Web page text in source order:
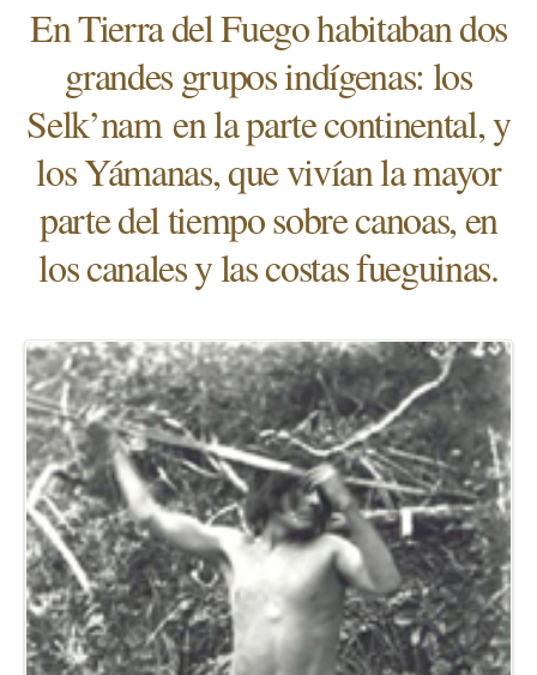
En Tierra del Fuego habitaban dos
grandes grupos indígenas: los
Selk’nam en la parte continental, y
los Yámanas, que vivían la mayor
parte del tiempo sobre canoas, en
los canales y las costas fueguinas.